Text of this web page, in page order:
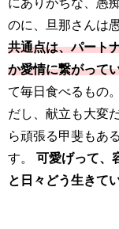
のに、旦那さんは
共通点は、パート
か愛情に繋がって
て毎日食べるもの
だし、献立も大変
ら頑張る甲斐もあ
す。 可愛げって、
と日々どう生きて